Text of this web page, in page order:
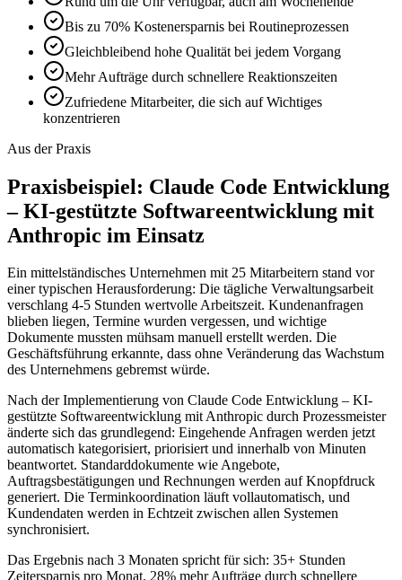
Bis zu 70% Kostenersparnis bei Routineprozessen
Gleichbleibend hohe Qualität bei jedem Vorgang
Mehr Aufträge durch schnellere Reaktionszeiten
Zufriedene Mitarbeiter, die sich auf Wichtiges
konzentrieren
Aus der Praxis
Praxisbeispiel: Claude Code Entwicklung
– KI-gestützte Softwareentwicklung mit
Anthropic im Einsatz
Ein mittelständisches Unternehmen mit 25 Mitarbeitern stand vor
einer typischen Herausforderung: Die tägliche Verwaltungsarbeit
verschlang 4-5 Stunden wertvolle Arbeitszeit. Kundenanfragen
blieben liegen, Termine wurden vergessen, und wichtige
Dokumente mussten mühsam manuell erstellt werden. Die
Geschäftsführung erkannte, dass ohne Veränderung das Wachstum
des Unternehmens gebremst würde.
Nach der Implementierung von Claude Code Entwicklung – KI-
gestützte Softwareentwicklung mit Anthropic durch Prozessmeister
änderte sich das grundlegend: Eingehende Anfragen werden jetzt
automatisch kategorisiert, priorisiert und innerhalb von Minuten
beantwortet. Standarddokumente wie Angebote,
Auftragsbestätigungen und Rechnungen werden auf Knopfdruck
generiert. Die Terminkoordination läuft vollautomatisch, und
Kundendaten werden in Echtzeit zwischen allen Systemen
synchronisiert.
Das Ergebnis nach 3 Monaten spricht für sich: 35+ Stunden
Zeitersparnis pro Monat, 28% mehr Aufträge durch schnellere